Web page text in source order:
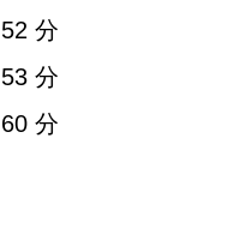
52 分
53 分
60 分